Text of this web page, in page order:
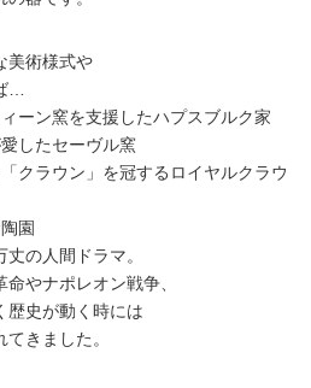
美術様式や
…
ーン窯を支援したハプスブルク家
したセーヴル窯
クラウン」を冠するロイヤルクラウ
園
の人間ドラマ。
やナポレオン戦争、
歴史が動く時には
きました。